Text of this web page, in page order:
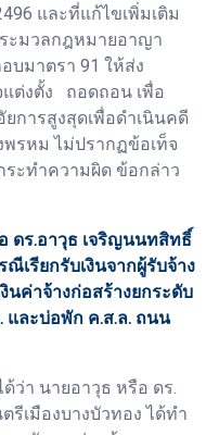
และที่แก้ไขเพิ่มเติม
ะมวลกฎหมายอาญา
บมาตรา 91 ให้ส่ง
แต่งตั้ง ถอดถอน เพื่อ
การสูงสุดเพื่อดำเนินคดี
รหม ไม่ปรากฏข้อเท็จ
ระทำความผิด ข้อกล่าว
ดร.อาวุธ เจริญนนทสิทธิ์
เรียกรับเงินจากผู้รับจ้าง
นค่าจ้างก่อสร้างยกระดับ
และบ่อพัก ค.ส.ล. ถนน
า นายอาวุธ หรือ ดร.
เมืองบางบัวทอง ได้ทำ